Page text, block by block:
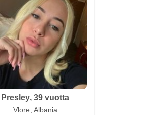
Presley, 39 vuotta
Vlore, Albania